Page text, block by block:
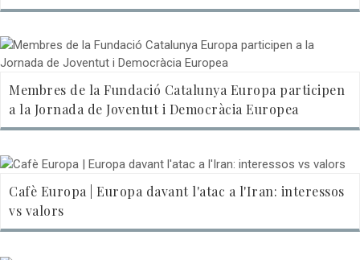
Membres de la Fundació Catalunya Europa participen
a la Jornada de Joventut i Democràcia Europea
Cafè Europa | Europa davant l'atac a l'Iran: interessos
vs valors